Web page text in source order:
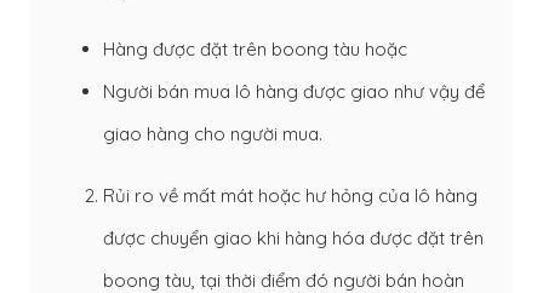
Hàng được đặt trên boong tàu hoặc
Người bán mua lô hàng được giao như vậy để
giao hàng cho người mua.
Rủi ro về mất mát hoặc hư hỏng của lô hàng
được chuyển giao khi hàng hóa được đặt trên
boong tàu, tại thời điểm đó người bán hoàn